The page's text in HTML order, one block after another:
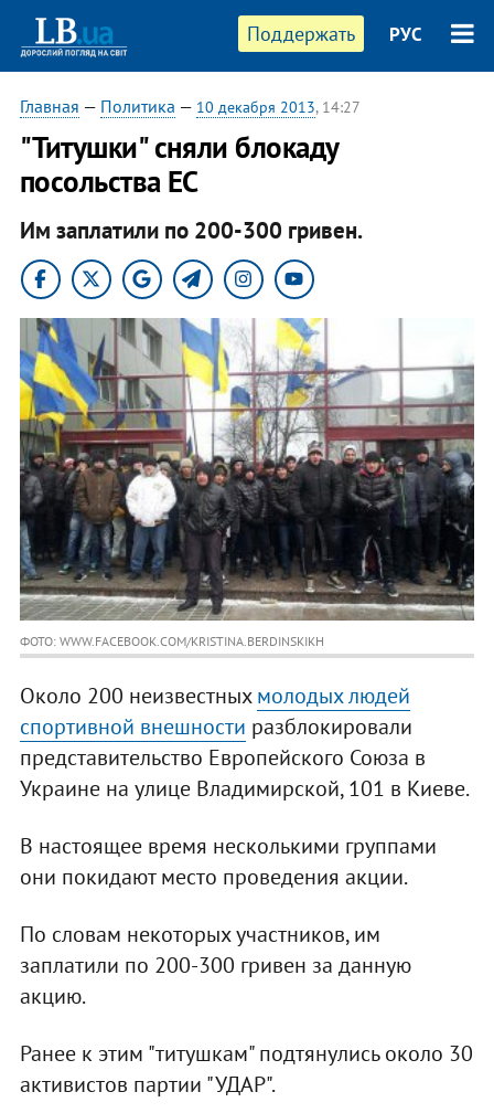
Поддержать РУС
Главная — Политика — 10 декабря 2013, 14:27
"Титушки" сняли блокаду
посольства ЕС
Им заплатили по 200-300 гривен.
ФОТО: WWW.FACEBOOK.COM/KRISTINA.BERDINSKIKH
Около 200 неизвестныхмолодых людей
спортивной внешности разблокировали
представительство Европейского Союза в
Украине на улице Владимирской, 101 в Киеве.
В настоящее время несколькими группами
они покидают место проведения акции.
По словам некоторых участников, им
заплатили по 200-300 гривен за данную
акцию.
Ранее к этим "титушкам" подтянулись около 30
активистов партии "УДАР".